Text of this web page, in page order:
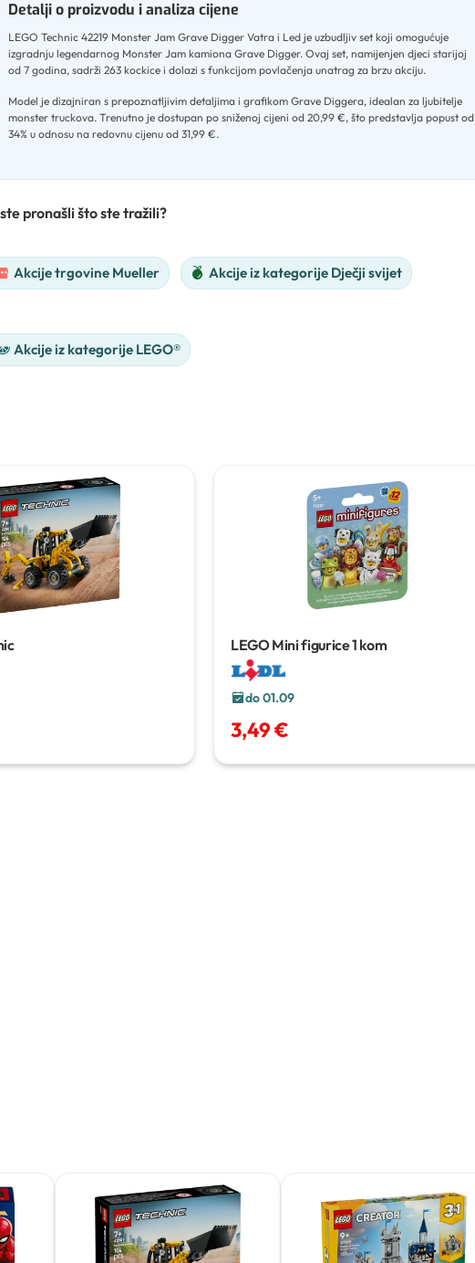
Detalji o proizvodu i analiza cijene
LEGO Technic 42219 Monster Jam Grave Digger Vatra i Led je uzbudljiv set koji omogućuje
izgradnju legendarnog Monster Jam kamiona Grave Digger. Ovaj set, namijenjen djeci starijoj
od 7 godina, sadrži 263 kockice i dolazi s funkcijom povlačenja unatrag za brzu akciju.
Model je dizajniran s prepoznatljivim detaljima i grafikom Grave Diggera, idealan za ljubitelje
monster truckova. Trenutno je dostupan po sniženoj cijeni od 20,99 €, što predstavlja popust od
34% u odnosu na redovnu cijenu od 31,99 €.
pronašli što ste tražili?
Akcije trgovine Mueller Akcije iz kategorije Dječji svijet
Akcije iz kategorije LEGO®
LEGO Mini figurice1 kom
do 01.09
3,49 €